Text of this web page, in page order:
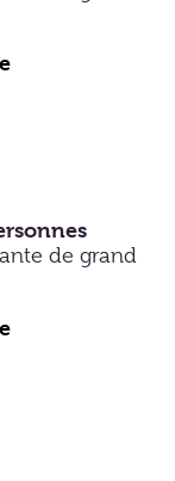
de grand